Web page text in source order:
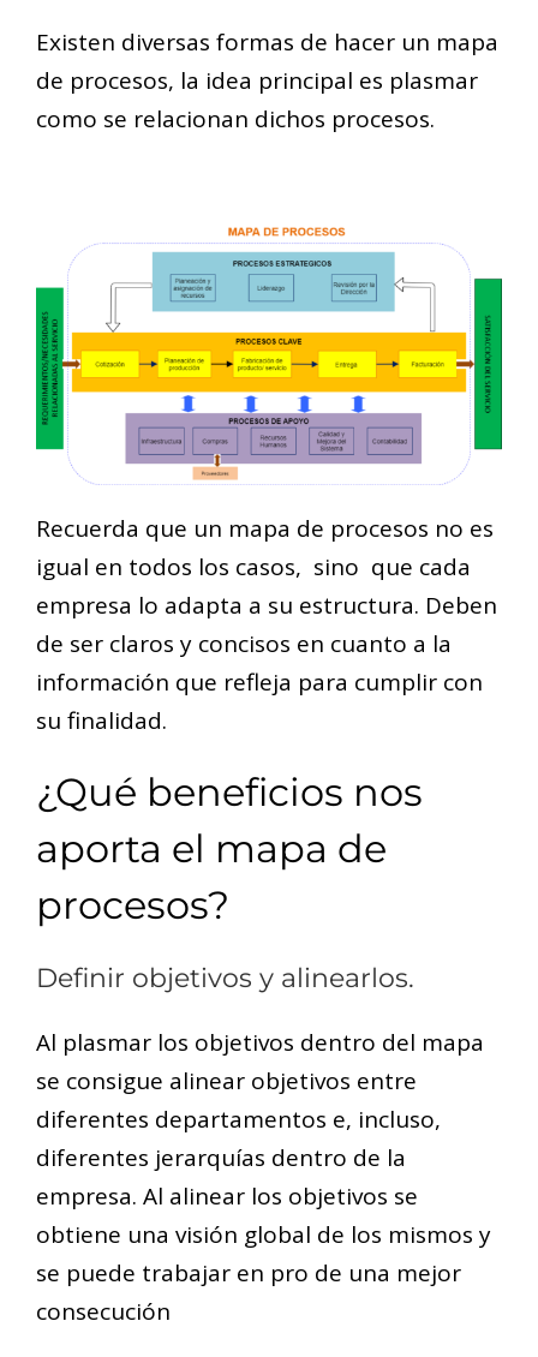
Existen diversas formas de hacer un mapa
de procesos, la idea principal es plasmar
como se relacionan dichos procesos.
Recuerda que un mapa de procesos no es
igual en todos los casos, sino que cada
empresa lo adapta a su estructura. Deben
de ser claros y concisos en cuanto a la
información que refleja para cumplir con
su finalidad.
¿Qué beneficios nos
aporta el mapa de
procesos?
Definir objetivos y alinearlos.
Al plasmar los objetivos dentro del mapa
se consigue alinear objetivos entre
diferentes departamentos e, incluso,
diferentes jerarquías dentro de la
empresa. Al alinear los objetivos se
obtiene una visión global de los mismos y
se puede trabajar en pro de una mejor
consecución